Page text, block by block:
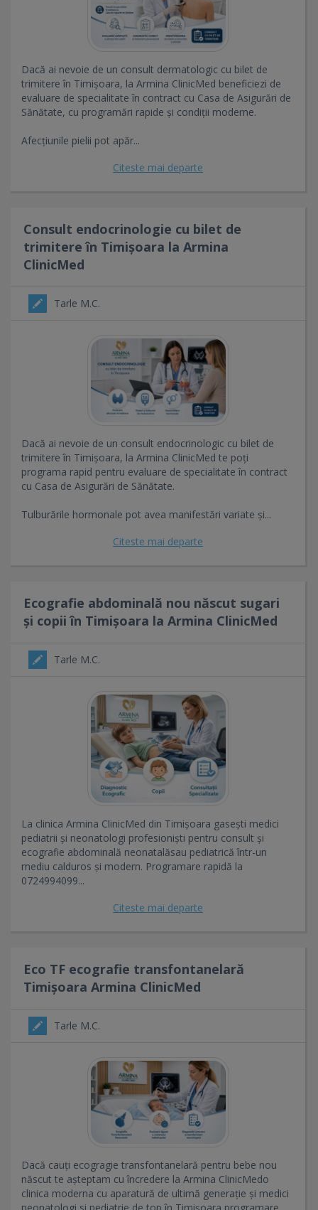
Dacă ai nevoie de un consult dermatologic cu bilet de
trimitere în Timișoara, la Armina ClinicMed beneficiezi de
evaluare de specialitate în contract cu Casa de Asigurări de
Sănătate, cu programări rapide și condiții moderne.
Afecțiunile pielii pot apăr...
Citeste mai departe
Consult endocrinologie cu bilet de
trimitere în Timișoara la Armina
ClinicMed
Tarle M.C.
Dacă ai nevoie de un consult endocrinologic cu bilet de
trimitere în Timișoara, la Armina ClinicMed te poți
programa rapid pentru evaluare de specialitate în contract
cu Casa de Asigurări de Sănătate.
Tulburările hormonale pot avea manifestări variate și...
Citeste mai departe
Ecografie abdominală nou născut sugari
și copii în Timișoara la Armina ClinicMed
Tarle M.C.
La clinica Armina ClinicMed din Timișoara gasești medici
pediatrii și neonatologi profesioniști pentru consult și
ecografie abdominală neonatalăsau pediatrică într-un
mediu calduros și modern. Programare rapidă la
0724994099...
Citeste mai departe
Eco TF ecografie transfontanelară
Timișoara Armina ClinicMed
Tarle M.C.
Dacă cauți ecogragie transfontanelară pentru bebe nou
născut te așteptam cu încredere la Armina ClinicMedo
clinica moderna cu aparatură de ultimă generație și medici